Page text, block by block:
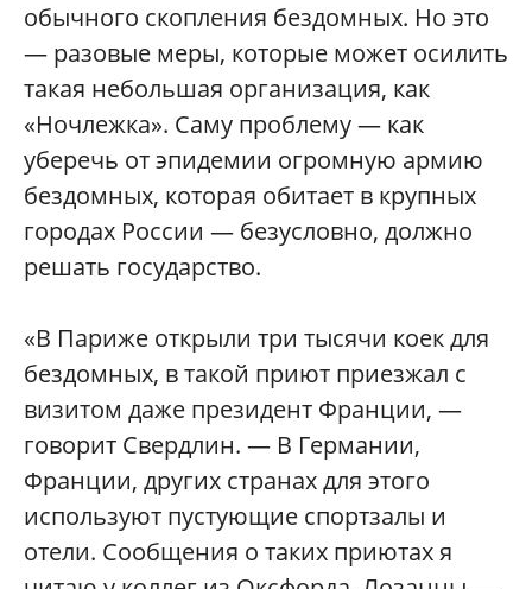
обычного скопления бездомных. Но это
— разовые меры, которые может осилить
такая небольшая организация, как
«Ночлежка». Саму проблему — как
уберечь от эпидемии огромную армию
бездомных, которая обитает в крупных
городах России — безусловно, должно
решать государство.
«В Париже открыли три тысячи коек для
бездомных, в такой приют приезжал с
визитом даже президент Франции, —
говорит Свердлин. — В Германии,
Франции, других странах для этого
используют пустующие спортзалы и
отели. Сообщения о таких приютах я